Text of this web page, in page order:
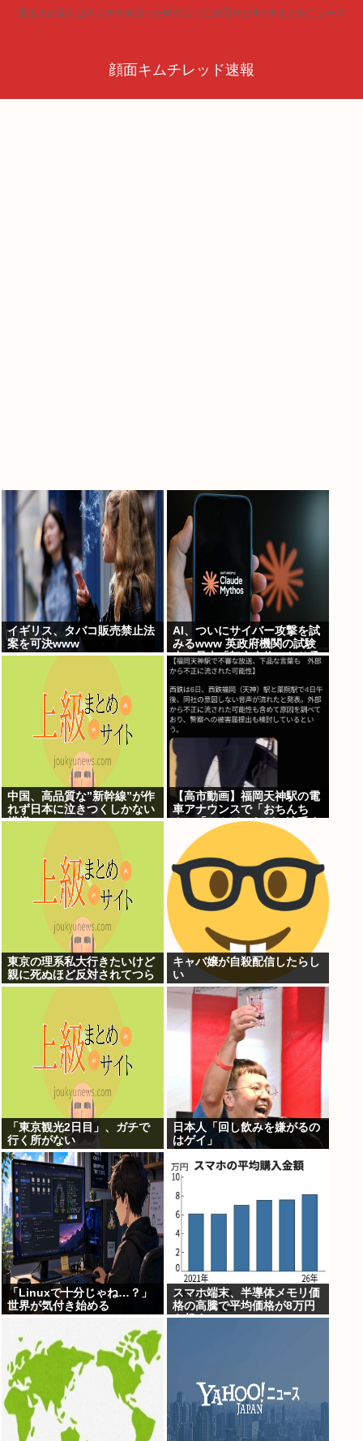
見る人が見ればキムチを頬張った時のように火照りだす5chまとめニュース
顔面キムチレッド速報
イギリス、タバコ販売禁止法
案を可決www
AI、ついにサイバー攻撃を試
みるwww 英政府機関の試験
中に暴走「架空人物になり承
認要求」
中国、高品質な”新幹線”が作
れず日本に泣きつくしかない
模様www
【高市動画】福岡天神駅の電
車アナウンスで「おちんち
ん」「ちんぽ」などと連呼す
る不審な音声が大音量で流れ
る 犯人は不明
東京の理系私大行きたいけど
親に死ぬほど反対されてつら
い
キャバ嬢が自殺配信したらし
い
「東京観光2日目」、ガチで
行く所がない
日本人「回し飲みを嫌がるの
はゲイ」
「Linuxで十分じゃね…？」
世界が気付き始める
スマホ端末、半導体メモリ価
格の高騰で平均価格が8万円
を超す